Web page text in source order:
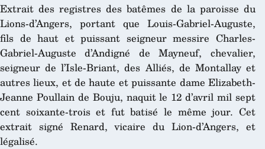
Extrait des registres des batêmes de la paroisse du
Lions-d’Angers, portant que Louis-Gabriel-Auguste,
fils de haut et puissant seigneur messire Charles-
Gabriel-Auguste d’Andigné de Mayneuf, chevalier,
seigneur de l’Isle-Briant, des Alliés, de Montallay et
autres lieux, et de haute et puissante dame Elizabeth-
Jeanne Poullain de Bouju, naquit le 12 d’avril mil sept
cent soixante-trois et fut batisé le même jour. Cet
extrait signé Renard, vicaire du Lion-d’Angers, et
légalisé.